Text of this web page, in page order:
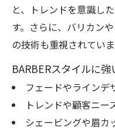
と、トレンドを意識し
す。さらに、バリカン
の技術も重視されていま
BARBERスタイルに
フェードやラインデ
トレンドや顧客ニー
シェービングや眉カ